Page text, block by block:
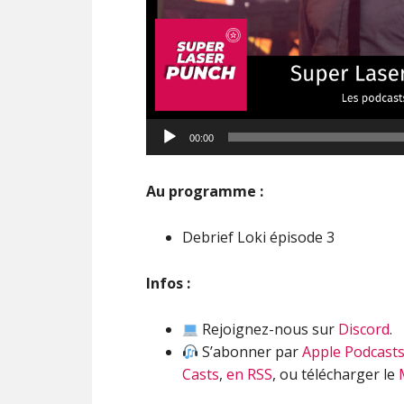
Lecteur
audio
00:00
Au programme :
Debrief Loki épisode 3
Infos :
Rejoignez-nous sur Discord.
S’abonner parApple Podcasts
Casts, en RSS, ou télécharger le